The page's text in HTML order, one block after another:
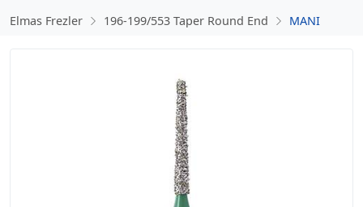
Elmas Frezler
196-199/553 Taper Round End MANI